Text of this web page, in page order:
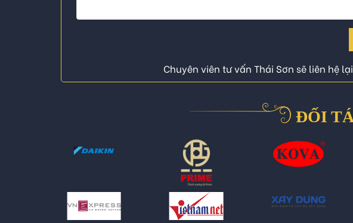
Chuyên viên tư vấn Thái Sơn sẽ liên hệ
ĐỐI